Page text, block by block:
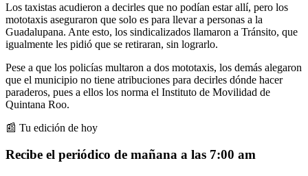
Los taxistas acudieron a decirles que no podían estar allí, pero los
mototaxis aseguraron que solo es para llevar a personas a la
Guadalupana. Ante esto, los sindicalizados llamaron a Tránsito, que
igualmente les pidió que se retiraran, sin lograrlo.
Pese a que los policías multaron a dos mototaxis, los demás alegaron
que el municipio no tiene atribuciones para decirles dónde hacer
paraderos, pues a ellos los norma el Instituto de Movilidad de
Quintana Roo.
📰 Tu edición de hoy
Recibe el periódico de mañana a las 7:00 am